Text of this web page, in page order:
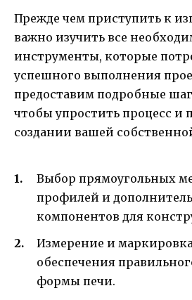
Прежде чем приступить к
важно изучить все
инструменты, которые
успешного выполнения
предоставим подробные
чтобы упростить процесс и
создании вашей
Выбор прямоугольных
профилей и
компонентов для
Измерение и
обеспечения
формы печи.